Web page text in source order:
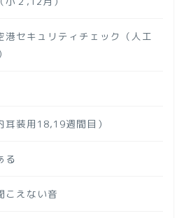
港セキュリティチェック（人工
装用18,19週間目）
る
こえない音